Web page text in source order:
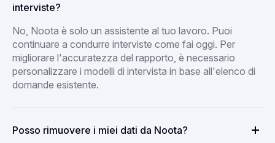
interviste?
No, Noota è solo un assistente al tuo lavoro. Puoi
continuare a condurre interviste come fai oggi. Per
migliorare l'accuratezza del rapporto, è necessario
personalizzare i modelli di intervista in base all'elenco di
domande esistente.
Posso rimuovere i miei dati da Noota?